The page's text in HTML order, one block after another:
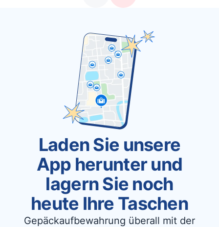
Laden Sie unsere
App herunter und
lagern Sie noch
heute Ihre Taschen
Gepäckaufbewahrung überall mit der